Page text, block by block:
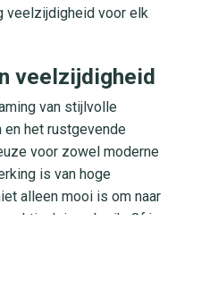
veelzijdigheid voor elk
veelzijdigheid
van stijlvolle
en het rustgevende
voor zowel moderne
is van hoge
alleen mooi is om naar
in gebruik. Of je
kantoor wilt
vleugje luxe en rust